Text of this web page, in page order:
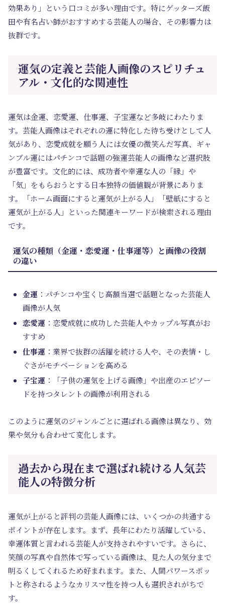
効果あり」という口コミが多い理由です。特にゲッターズ飯
田や有名占い師がおすすめする芸能人の場合、その影響力は
抜群です。
運気の定義と芸能人画像のスピリチュ
アル・文化的な関連性
運気は金運、恋愛運、仕事運、子宝運など多岐にわたりま
す。芸能人画像はそれぞれの運に特化した待ち受けとして人
気があり、恋愛成就を願う人には女優の微笑んだ写真、ギャ
ンブル運にはパチンコで話題の強運芸能人の画像など選択肢
が豊富です。文化的には、成功者や幸運な人の「縁」や
「気」をもらおうとする日本独特の価値観が背景にありま
す。「ホーム画面にすると運気が上がる人」「壁紙にすると
運気が上がる人」といった関連キーワードが検索される理由
です。
運気の種類（金運・恋愛運・仕事運等）と画像の役割
の違い
金運 ：パチンコや宝くじ高額当選で話題となった芸能人
画像が人気
恋愛運 ：恋愛成就に成功した芸能人やカップル写真がお
すすめ
仕事運 ：業界で抜群の活躍を続ける人や、その表情・し
ぐさがモチベーションを高める
子宝運 ：「子供の運気を上げる画像」や出産のエピソー
ドを持つタレントの画像が利用される
このように運気のジャンルごとに選ばれる画像は異なり、効
果や気分も合わせて変化します。
過去から現在まで選ばれ続ける人気芸
能人の特徴分析
運気が上がると評判の芸能人画像には、いくつかの共通する
ポイントが存在します。まず、長年にわたり活躍している、
幸運体質と言われる芸能人が支持されやすいです。さらに、
笑顔の写真や自然体で写っている画像は、見た人の気分まで
明るくしてくれるため好まれます。また、人間パワースポッ
トと称されるようなカリスマ性を持つ人も選択されがちで
す。